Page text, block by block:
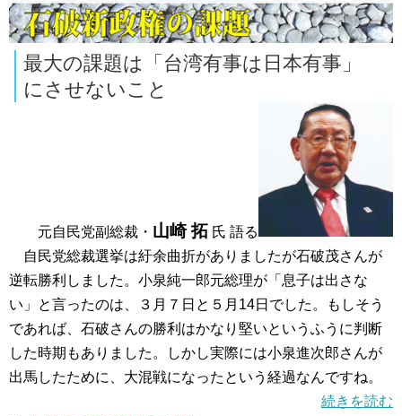
最大の課題は「台湾有事は日本有事」
にさせないこと
元自民党副総裁・ 山崎 拓 氏 語る
自民党総裁選挙は紆余曲折がありましたが石破茂さんが
逆転勝利しました。小泉純一郎元総理が「息子は出さな
い」と言ったのは、３月７日と５月14日でした。もしそう
であれば、石破さんの勝利はかなり堅いというふうに判断
した時期もありました。しかし実際には小泉進次郎さんが
出馬したために、大混戦になったという経過なんですね。
続きを読む